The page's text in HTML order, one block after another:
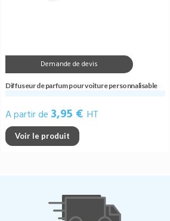
Demande de devis
Diffuseur de parfum pour voiture personnalisable
A partir de 3,95 € HT
Voir le produit